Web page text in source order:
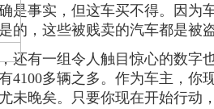
是事实，但这车买不得。因为
的，这些被贱卖的汽车都是被
一组令人触目惊心的数字
4100多辆之多。作为车主，你
未晚矣。只要你现在开始行动